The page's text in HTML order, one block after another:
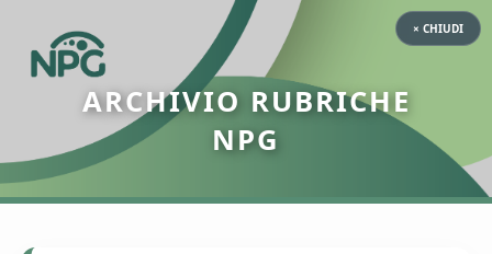
× CHIUDI
ARCHIVIO RUBRICHE
NPG